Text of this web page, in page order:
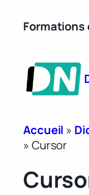
Accueil »
»Cursor